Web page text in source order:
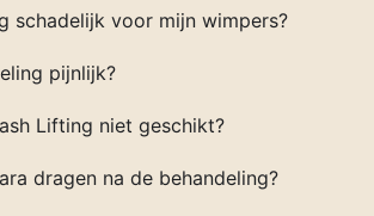
schadelijk voor mijn wimpers?
pijnlijk?
Lifting niet geschikt?
dragen na de behandeling?